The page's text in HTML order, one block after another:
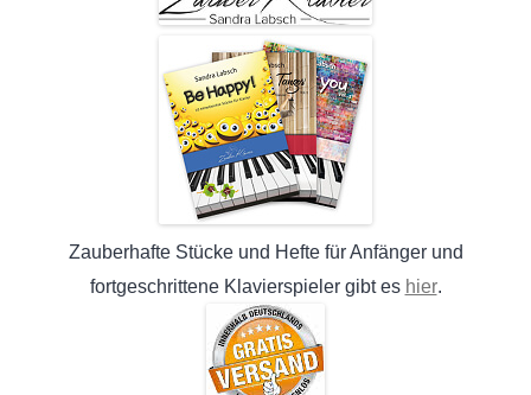
Zauberhafte Stücke und Hefte für Anfänger und
fortgeschrittene Klavierspieler gibt es hier.